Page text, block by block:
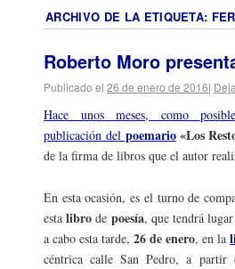
ARCHIVO DE LA ETIQUETA:
Roberto Moro
Publicado el 26 de enero de 2016|
Hace unos meses, como
publicación del poemario «Los
de la firma de libros que el autor
En esta ocasión, es el turno de
estalibro de poesía, que tendrá
a cabo esta tarde, 26 de enero, en la
céntrica calle San Pedro, a partir